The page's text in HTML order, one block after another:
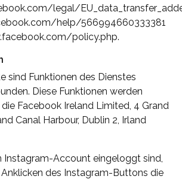
legal/
help/566994660333381
policy.php.
sind Funktionen des Dienstes
Diese Funktionen werden
Facebook Ireland Limited, 4 Grand
Canal Harbour, Dublin 2, Irland
Instagram-Account eingeloggt sind,
des Instagram-Buttons die